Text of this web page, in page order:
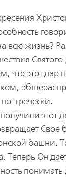
всю жизнь?
что этот дар
гречески.
этот
Свое
башни.
Теперь Он